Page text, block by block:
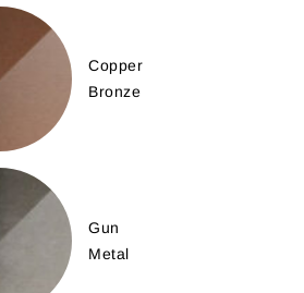
Copper
Bronze
Gun
Metal